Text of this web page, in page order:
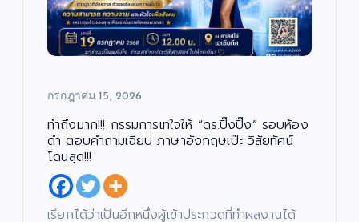
กรกฎาคม 15, 2026
ทำถึงมาก!!! กรรมการเทใจให้ “ดร.ปิ๊งปิ๊ง” รอบห้อง
ดำ ตอบคำถามเฉียบ ภาษาอังกฤษเป๊ะ วิสัยทัศน์
โดนสุด!!!
เรียกได้ว่าเป็นอีกหนึ่งผู้เข้าประกวดที่ทำผลงานได้